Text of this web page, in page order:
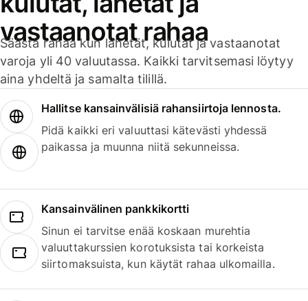
vastaanotat rahaa
Säästä rahaa kun lähetät, kulutat ja vastaanotat
varoja yli 40 valuutassa. Kaikki tarvitsemasi löytyy
aina yhdeltä ja samalta tilillä.
Hallitse kansainvälisiä rahansiirtoja lennosta.
Pidä kaikki eri valuuttasi kätevästi yhdessä
paikassa ja muunna niitä sekunneissa.
Kansainvälinen pankkikortti
Sinun ei tarvitse enää koskaan murehtia
valuuttakurssien korotuksista tai korkeista
siirtomaksuista, kun käytät rahaa ulkomailla.